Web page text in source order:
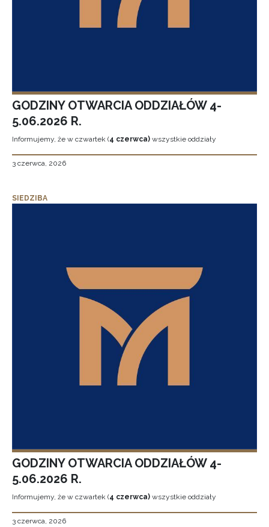
GODZINY OTWARCIA ODDZIAŁÓW 4-
5.06.2026 R.
Informujemy, że w czwartek (4 czerwca) wszystkie oddziały
3 czerwca, 2026
SIEDZIBA
GODZINY OTWARCIA ODDZIAŁÓW 4-
5.06.2026 R.
Informujemy, że w czwartek (4 czerwca) wszystkie oddziały
3 czerwca, 2026